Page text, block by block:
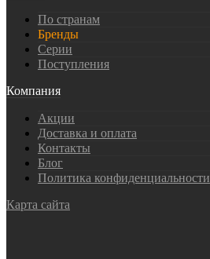
По странам
Бренды
Серии
Поступления
Компания
Акции
Доставка и оплата
Контакты
Блог
Политика конфиденциальности
Карта сайта